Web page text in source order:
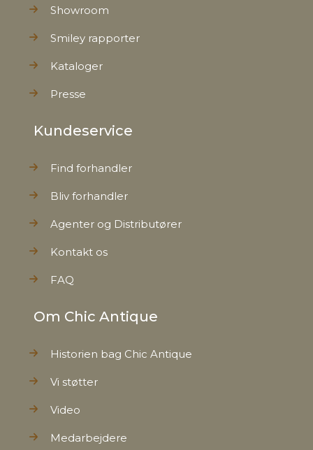
Showroom
Smiley rapporter
Kataloger
Presse
Kundeservice
Find forhandler
Bliv forhandler
Agenter og Distributører
Kontakt os
FAQ
Om Chic Antique
Historien bag Chic Antique
Vi støtter
Video
Medarbejdere